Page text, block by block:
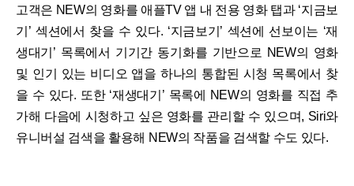
고객은 NEW의 영화를 애플TV 앱 내 전용 영화 탭과 ‘지금보
기’ 섹션에서 찾을 수 있다. ‘지금보기’ 섹션에 선보이는 ‘재
생대기’ 목록에서 기기간 동기화를 기반으로 NEW의 영화
및 인기 있는 비디오 앱을 하나의 통합된 시청 목록에서 찾
을 수 있다. 또한 ‘재생대기’ 목록에 NEW의 영화를 직접 추
가해 다음에 시청하고 싶은 영화를 관리할 수 있으며, Siri와
유니버설 검색을 활용해 NEW의 작품을 검색할 수도 있다.